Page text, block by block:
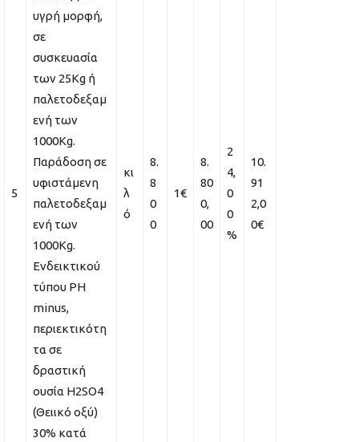
5
υγρή μορφή,
σε
συσκευασία
των 25Kg ή
παλετοδεξαμ
ενή των
1000Kg.
Παράδοση σε
υφιστάμενη
παλετοδεξαμ
ενή των
1000Kg.
Ενδεικτικού
τύπου PH
minus,
περιεκτικότη
τα σε
δραστική
ουσία H2SO4
(Θειικό οξύ)
30% κατά
κι
λ
ό
8.
8
0
0
1€
8.
80
0,
00
2
4,
0
0
%
10.
91
2,0
0€